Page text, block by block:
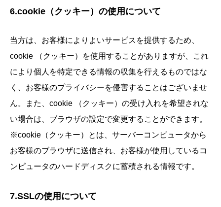
6.cookie（クッキー）の使用について
当方は、お客様によりよいサービスを提供するため、
cookie （クッキー）を使用することがありますが、これ
により個人を特定できる情報の収集を行えるものではな
く、お客様のプライバシーを侵害することはございませ
ん。また、cookie （クッキー）の受け入れを希望されな
い場合は、ブラウザの設定で変更することができます。
※cookie（クッキー）とは、サーバーコンピュータから
お客様のブラウザに送信され、お客様が使用しているコ
ンピュータのハードディスクに蓄積される情報です。
7.SSLの使用について